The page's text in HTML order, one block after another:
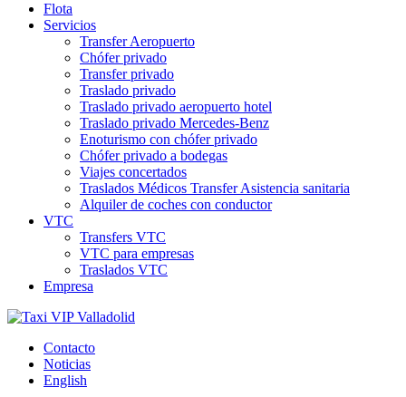
Flota
Servicios
Transfer Aeropuerto
Chófer privado
Transfer privado
Traslado privado
Traslado privado aeropuerto hotel
Traslado privado Mercedes-Benz
Enoturismo con chófer privado
Chófer privado a bodegas
Viajes concertados
Traslados Médicos Transfer Asistencia sanitaria
Alquiler de coches con conductor
VTC
Transfers VTC
VTC para empresas
Traslados VTC
Empresa
Contacto
Noticias
English